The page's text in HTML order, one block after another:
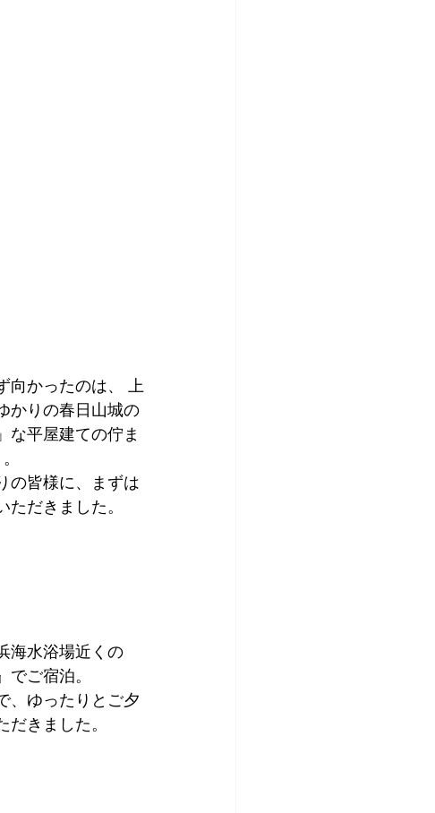
向かったのは、 上
かりの春日山城の
な平屋建ての佇ま
の皆様に、まずは
だきました。
海水浴場近くの
でご宿泊。
、ゆったりとご夕
きました。